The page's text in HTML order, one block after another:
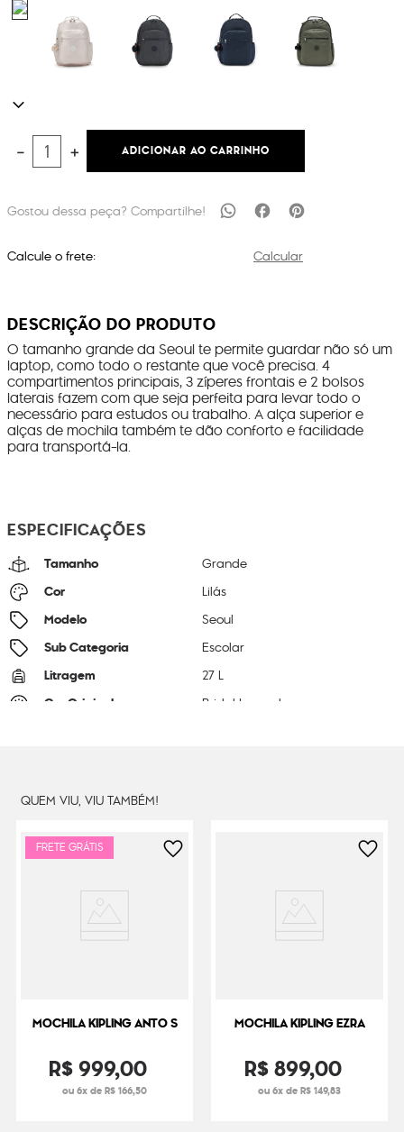
＋
－ ADICIONAR AO CARRINHO
Calcule o frete: Calcular
DESCRIÇÃO DO PRODUTO
O tamanho grande da Seoul te permite guardar não só um
laptop, como todo o restante que você precisa. 4
compartimentos principais, 3 zíperes frontais e 2 bolsos
laterais fazem com que seja perfeita para levar todo o
necessário para estudos ou trabalho. A alça superior e
alças de mochila também te dão conforto e facilidade
para transportá-la.
ESPECIFICAÇÕES
Tamanho Grande
Cor Lilás
Modelo Seoul
Sub Categoria Escolar
Litragem 27 L
Cor Original Bridal Lavender
QUEM VIU, VIU TAMBÉM!
FRETE GRÁTIS
MOCHILA KIPLING ANTO S
R$999,00
ou 6x de R$ 166,50
MOCHILA KIPLING EZRA
R$899,00
ou 6x de R$ 149,83